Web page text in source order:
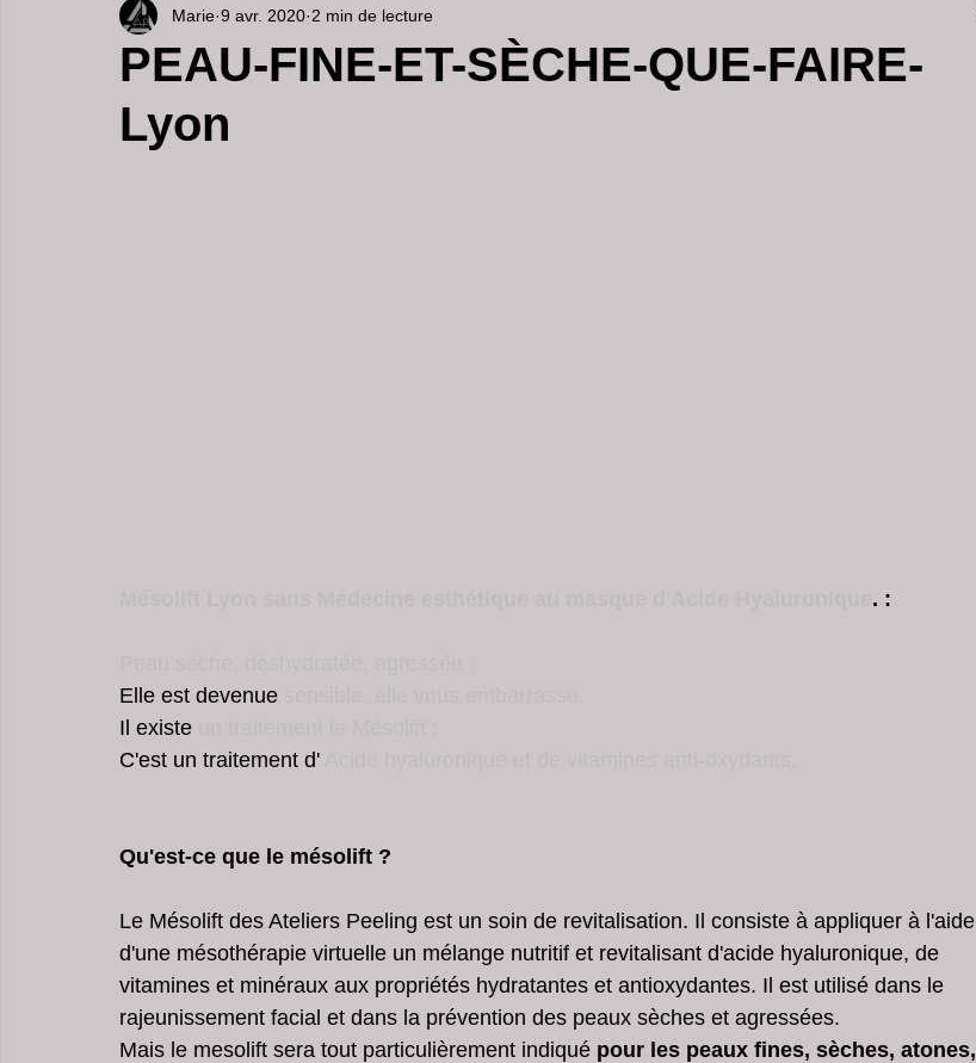
soins visage cabinet esthétique palper rouler lyon
medecine esthetique à lyon
Centre Amincissement Lyon Cannes
PEAU-FINE-ET-SÈCHE-QUE-FAIRE-
Lyon
Marie 9 avr. 2020 2 min de lecture
. :
Elle est devenue
Il existe
C'est un traitement d'
Qu'est-ce que le mésolift ?
Le Mésolift des Ateliers Peeling est un soin de revitalisation. Il consiste à appliquer à l'aide
d'une mésothérapie virtuelle un mélange nutritif et revitalisant d'acide hyaluronique, de
vitamines et minéraux aux propriétés hydratantes et antioxydantes. Il est utilisé dans le
rajeunissement facial et dans la prévention des peaux sèches et agressées.
Mais le mesolift sera tout particulièrement indiqué pour les peaux fines, sèches, atones,